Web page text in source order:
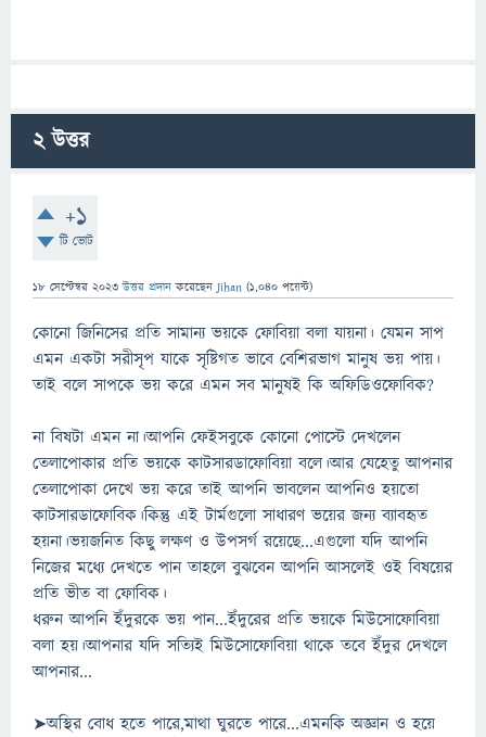
2উত্তর
+1
টি ভোট
18 সেপ্টেম্বর 2023 উত্তর প্রদান করেছেনJihan (1,040 পয়েন্ট)
কোনো জিনিসের প্রতি সামান্য ভয়কে ফোবিয়া বলা যায়না। যেমন সাপ
এমন একটা সরীসৃপ যাকে সৃষ্টিগত ভাবে বেশিরভাগ মানুষ ভয় পায়।
তাই বলে সাপকে ভয় করে এমন সব মানুষই কি অফিডিওফোবিক?
না বিষটা এমন না।আপনি ফেইসবুকে কোনো পোস্টে দেখলেন
তেলাপোকার প্রতি ভয়কে কাটসারডাফোবিয়া বলে।আর যেহেতু আপনার
তেলাপোকা দেখে ভয় করে তাই আপনি ভাবলেন আপনিও হয়তো
কাটসারডাফোবিক।কিন্তু এই টার্মগুলো সাধারণ ভয়ের জন্য ব্যাবহৃত
হয়না।ভয়জনিত কিছু লক্ষণ ও উপসর্গ রয়েছে...এগুলো যদি আপনি
নিজের মধ্যে দেখতে পান তাহলে বুঝবেন আপনি আসলেই ওই বিষয়ের
প্রতি ভীত বা ফোবিক।
ধরুন আপনি ইঁদুরকে ভয় পান...ইঁদুরের প্রতি ভয়কে মিউসোফোবিয়া
বলা হয়।আপনার যদি সত্যিই মিউসোফোবিয়া থাকে তবে ইঁদুর দেখলে
আপনার...
➤অস্থির বোধ হতে পারে,মাথা ঘুরতে পারে...এমনকি অজ্ঞান ও হয়ে